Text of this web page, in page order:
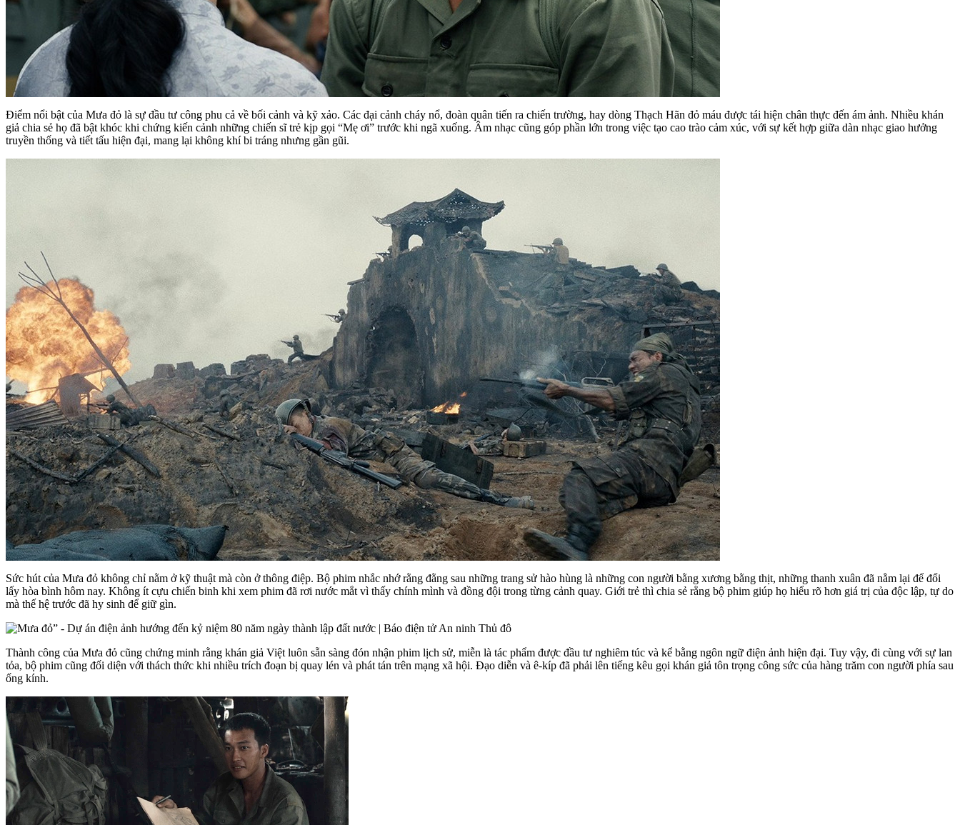
Điểm nổi bật của Mưa đỏ là sự đầu tư công phu cả về bối cảnh và kỹ xảo. Các đại cảnh cháy nổ, đoàn quân tiến ra chiến trường, hay dòng Thạch Hãn đỏ máu được tái hiện chân thực đến ám ảnh. Nhiều khán
giả chia sẻ họ đã bật khóc khi chứng kiến cảnh những chiến sĩ trẻ kịp gọi “Mẹ ơi” trước khi ngã xuống. Âm nhạc cũng góp phần lớn trong việc tạo cao trào cảm xúc, với sự kết hợp giữa dàn nhạc giao hưởng
truyền thống và tiết tấu hiện đại, mang lại không khí bi tráng nhưng gần gũi.
Sức hút của Mưa đỏ không chỉ nằm ở kỹ thuật mà còn ở thông điệp. Bộ phim nhắc nhớ rằng đằng sau những trang sử hào hùng là những con người bằng xương bằng thịt, những thanh xuân đã nằm lại để đổi
lấy hòa bình hôm nay. Không ít cựu chiến binh khi xem phim đã rơi nước mắt vì thấy chính mình và đồng đội trong từng cảnh quay. Giới trẻ thì chia sẻ rằng bộ phim giúp họ hiểu rõ hơn giá trị của độc lập, tự do
mà thế hệ trước đã hy sinh để giữ gìn.
Thành công của Mưa đỏ cũng chứng minh rằng khán giả Việt luôn sẵn sàng đón nhận phim lịch sử, miễn là tác phẩm được đầu tư nghiêm túc và kể bằng ngôn ngữ điện ảnh hiện đại. Tuy vậy, đi cùng với sự lan
tỏa, bộ phim cũng đối diện với thách thức khi nhiều trích đoạn bị quay lén và phát tán trên mạng xã hội. Đạo diễn và ê-kíp đã phải lên tiếng kêu gọi khán giả tôn trọng công sức của hàng trăm con người phía sau
ống kính.